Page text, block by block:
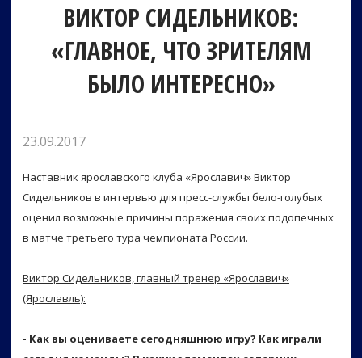
ВИКТОР СИДЕЛЬНИКОВ:
«ГЛАВНОЕ, ЧТО ЗРИТЕЛЯМ
БЫЛО ИНТЕРЕСНО»
23.09.2017
Наставник ярославского клуба «Ярославич» Виктор
Сидельников в интервью для пресс-службы бело-голубых
оценил возможные причины поражения своих подопечных
в матче третьего тура чемпионата России.
Виктор Сидельников, главный тренер «Ярославич»
(Ярославль):
- Как вы оцениваете сегодняшнюю игру? Как играли